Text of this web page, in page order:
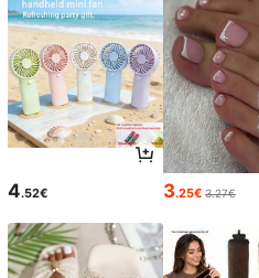
4.52€ 3.25€ 3.27€